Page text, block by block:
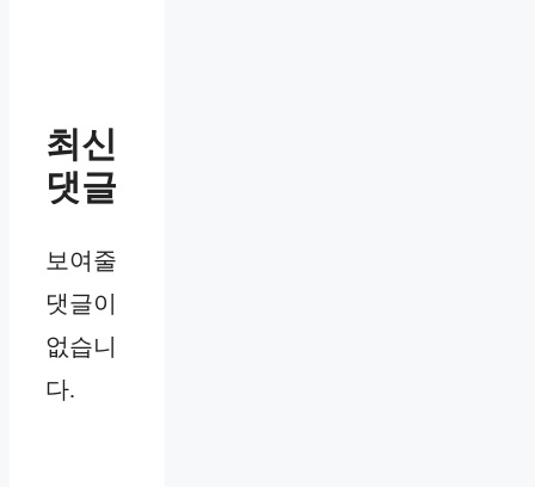
최신
댓글
보여줄
댓글이
없습니
다.